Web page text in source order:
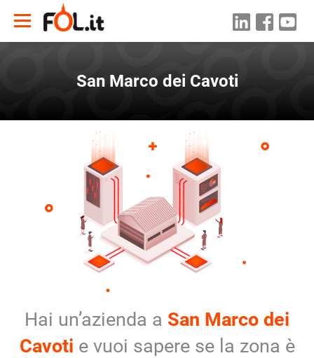
San Marco dei Cavoti
Hai un’azienda a San Marco dei
Cavoti e vuoi sapere se la zona è